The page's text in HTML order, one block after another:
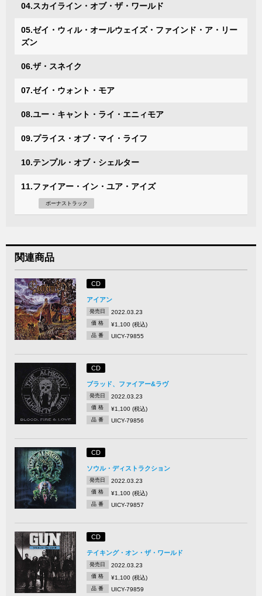
04.スカイライン・オブ・ザ・ワールド
05.ゼイ・ウィル・オールウェイズ・ファインド・ア・リー
ズン
06.ザ・スネイク
07.ゼイ・ウォント・モア
08.ユー・キャント・ライ・エニィモア
09.プライス・オブ・マイ・ライフ
10.テンプル・オブ・シェルター
11.ファイアー・イン・ユア・アイズ
ボーナストラック
関連商品
CD
アイアン
発売日 2022.03.23
価 格 ¥1,100 (税込)
品 番 UICY-79855
CD
ブラッド、ファイアー&ラヴ
発売日 2022.03.23
価 格 ¥1,100 (税込)
品 番 UICY-79856
CD
ソウル・ディストラクション
発売日 2022.03.23
価 格 ¥1,100 (税込)
品 番 UICY-79857
CD
テイキング・オン・ザ・ワールド
発売日 2022.03.23
価 格 ¥1,100 (税込)
品 番 UICY-79859